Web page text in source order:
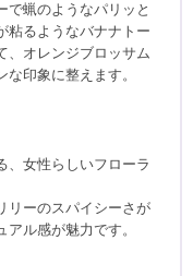
で蝋のようなパリッと
粘るようなバナナトー
、オレンジブロッサム
印象に整えます。
、女性らしいフローラ
リーのスパイシーさが
ル感が魅力です。